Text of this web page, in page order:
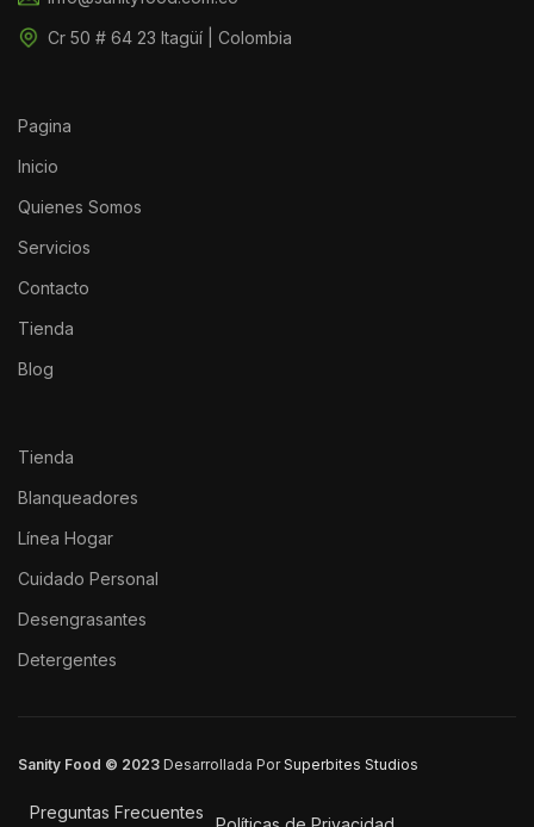
Cr 50 # 64 23 Itagüí | Colombia
Pagina
Inicio
Quienes Somos
Servicios
Contacto
Tienda
Blog
Tienda
Blanqueadores
Línea Hogar
Cuidado Personal
Desengrasantes
Detergentes
Sanity Food © 2023 Desarrollada PorSuperbites Studios
Preguntas Frecuentes